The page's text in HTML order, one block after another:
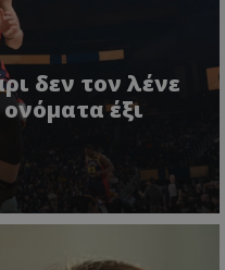
δεν τον λένε
έξι